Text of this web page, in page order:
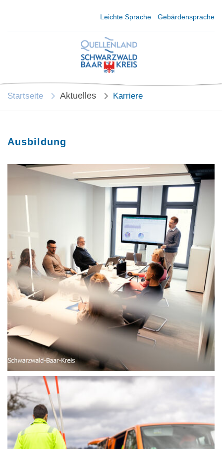
Leichte Sprache Gebärdensprache
Startseite Aktuelles Karriere
Ausbildung